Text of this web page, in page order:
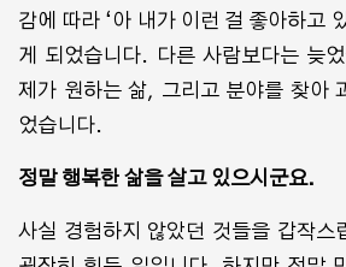
감에 따라 ‘아 내가 이런 걸 좋아하고
게 되었습니다. 다른 사람보다는 늦
제가 원하는 삶, 그리고 분야를 찾아
었습니다.
정말 행복한 삶을 살고 있으시군요.
사실 경험하지 않았던 것들을 갑작스